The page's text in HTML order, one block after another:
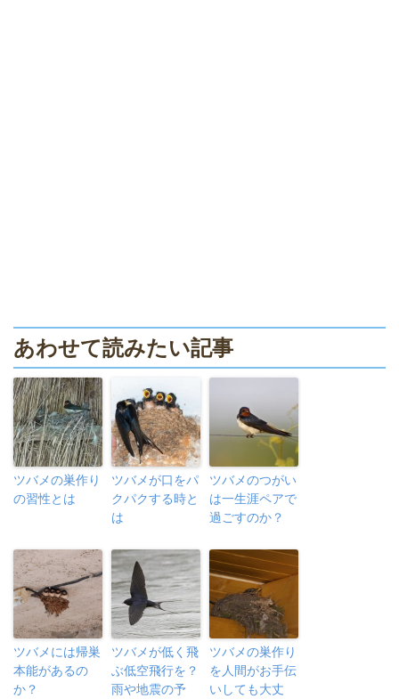
あわせて読みたい記事
ツバメの巣作り
の習性とは
ツバメが口をパ
クパクする時と
は
ツバメのつがい
は一生涯ペアで
過ごすのか？
ツバメには帰巣
本能があるの
か？
ツバメが低く飛
ぶ低空飛行を？
雨や地震の予
ツバメの巣作り
を人間がお手伝
いしても大丈